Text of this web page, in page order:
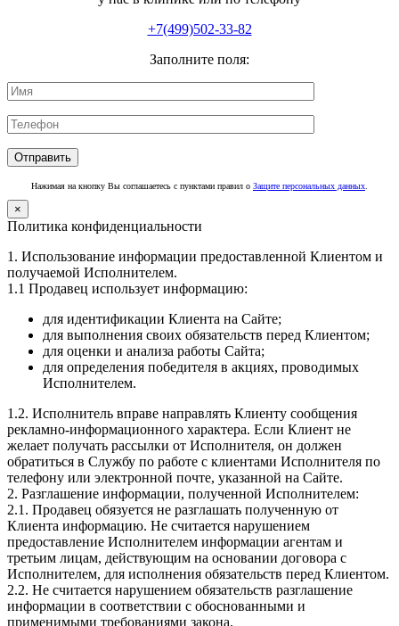
+7(499)502-33-82
Заполните поля:
Нажимая на кнопку Вы соглашаетесь с пунктами правил о Защите персональных данных
×
Политика конфиденциальности
1. Использование информации предоставленной Клиентом и
получаемой Исполнителем.
1.1 Продавец использует информацию:
для идентификации Клиента на Сайте;
для выполнения своих обязательств перед Клиентом;
для оценки и анализа работы Сайта;
для определения победителя в акциях, проводимых
Исполнителем.
1.2. Исполнитель вправе направлять Клиенту сообщения
рекламно-информационного характера. Если Клиент не
желает получать рассылки от Исполнителя, он должен
обратиться в Службу по работе с клиентами Исполнителя по
телефону или электронной почте, указанной на Сайте.
2. Разглашение информации, полученной Исполнителем:
2.1. Продавец обязуется не разглашать полученную от
Клиента информацию. Не считается нарушением
предоставление Исполнителем информации агентам и
третьим лицам, действующим на основании договора с
Исполнителем, для исполнения обязательств перед Клиентом.
2.2. Не считается нарушением обязательств разглашение
информации в соответствии с обоснованными и
применимыми требованиями закона.